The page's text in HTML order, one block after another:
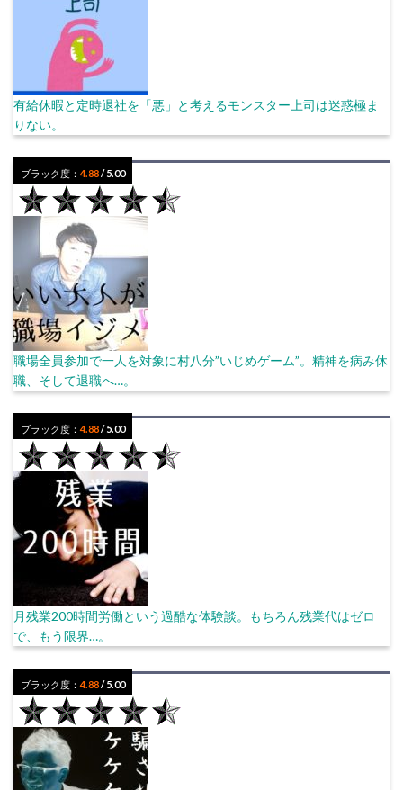
有給休暇と定時退社を「悪」と考えるモンスター上司は迷惑極ま
りない。
ブラック度：4.88/ 5.00
職場全員参加で一人を対象に村八分”いじめゲーム”。精神を病み休
職、そして退職へ…。
ブラック度：4.88/ 5.00
月残業200時間労働という過酷な体験談。もちろん残業代はゼロ
で、もう限界…。
ブラック度：4.88/ 5.00